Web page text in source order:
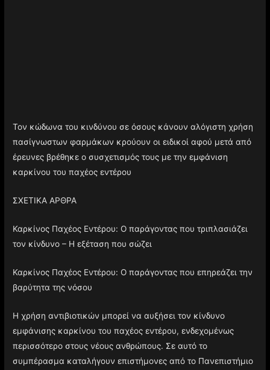
Τον κώδωνα του κινδύνου σε όσους κάνουν αλόγιστη χρήση
πασίγνωστων φαρμάκων κρούουν οι ειδικοί αφού μετά από
έρευνες βρέθηκε ο συσχετισμός τους με την εμφάνιση
καρκίνου του παχέος εντέρου
ΣΧΕΤΙΚΑ ΑΡΘΡΑ
Καρκίνος Παχέος Εντέρου: Ο παράγοντας που τριπλασιάζει
τον κίνδυνο – Η εξέταση που σώζει
Καρκίνος Παχέος Εντέρου: Ο παράγοντας που επηρεάζει την
βαρύτητα της νόσου
Η χρήση αντιβιοτικών μπορεί να αυξήσει τον κίνδυνο
εμφάνισης καρκίνου του παχέος εντέρου, ενδεχομένως
περισσότερο στους νέους ανθρώπους. Σε αυτό το
συμπέρασμα καταλήγουν επιστήμονες από το Πανεπιστήμιο